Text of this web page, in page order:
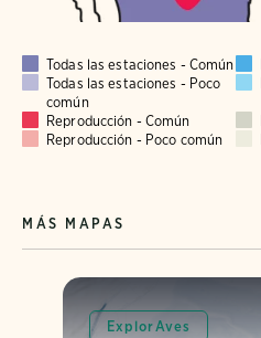
Todas las estaciones - Común
Todas las estaciones - Poco
común
Reproducción - Común
Reproducción - Poco común
MÁS MAPAS
ExplorAves